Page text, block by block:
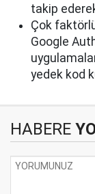
takip
Çok
Google
yedek kod
HABERE